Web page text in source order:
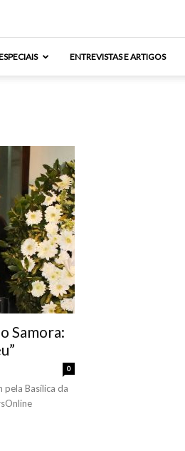
ENTREVISTAS E ARTIGOS
Samora:
0
pela Basílica da